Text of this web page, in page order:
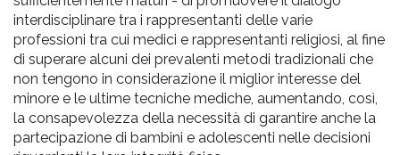
interdisciplinare tra i rappresentanti delle varie
professioni tra cui medici e rappresentanti religiosi, al fine
di superare alcuni dei prevalenti metodi tradizionali che
non tengono in considerazione il miglior interesse del
minore e le ultime tecniche mediche, aumentando, così,
la consapevolezza della necessità di garantire anche la
partecipazione di bambini e adolescenti nelle decisioni